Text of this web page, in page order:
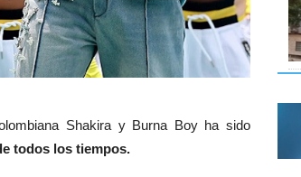
Shakira y Burna Boy ha sido
todos los tiempos.